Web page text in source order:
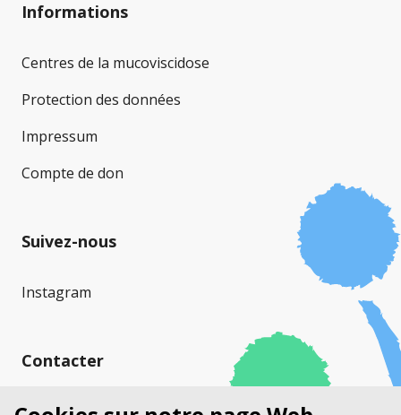
Informations
Centres de la mucoviscidose
Protection des données
Impressum
Compte de don
Suivez-nous
Instagram
Contacter
Mucoviscidose Suisse (MVS)